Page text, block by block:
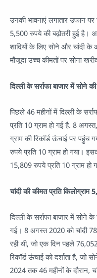
उनकी भावनाएं लगातार उफान
5,500 रुपये की बढ़ोतरी हुई है।
शादियों के लिए सोने और चांदी
मौजूदा उच्च कीमतों पर सोना
दिल्ली के सर्राफा बाजार में सोने
पिछले 46 महीनों में दिल्ली के
प्रति 10 ग्राम हो गई है. 8
ग्राम की रिकॉर्ड ऊंचाई पर
रुपये प्रति 10 ग्राम हो गया।
15,809 रुपये प्रति 10 ग्राम
चांदी की कीमत प्रति
दिल्ली के सर्राफा बाजार में सोने
गई। 8 अगस्त 2020 को चांदी
रही थी, जो एक दिन पहले
रिकॉर्ड ऊंचाई को दर्शाता है, जो
2024 तक 46 महीनों के दौरान,